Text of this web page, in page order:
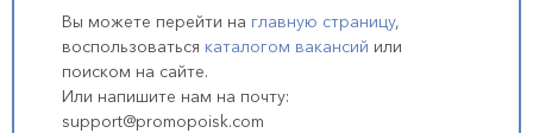
Вы можете перейти на главную страницу,
воспользоваться каталогом вакансий или
поиском на сайте.
Или напишите нам на почту:
support@promopoisk.com